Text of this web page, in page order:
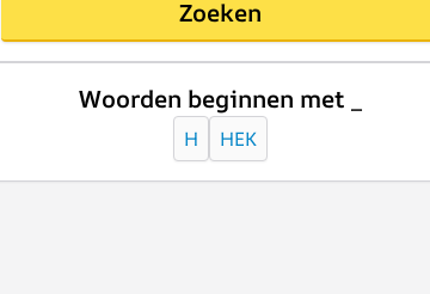
Zoeken
Woorden beginnen met _
H HEK